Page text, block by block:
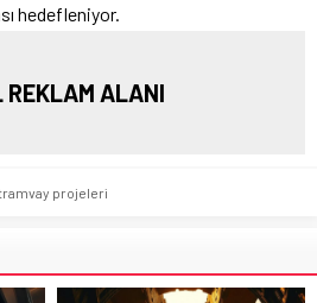
hedefleniyor.
REKLAM ALANI
projeleri